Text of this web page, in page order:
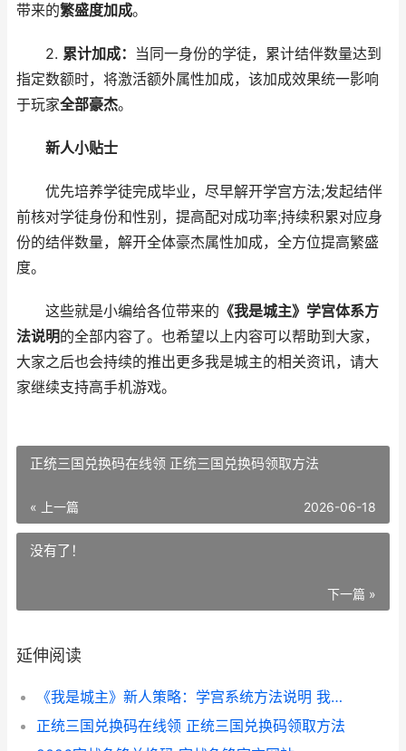
带来的繁盛度加成。
2. 累计加成：
当同一身份的学徒，累计结伴数量达到
指定数额时，将激活额外属性加成，该加成效果统一影响
于玩家全部豪杰。
新人小贴士
优先培养学徒完成毕业，尽早解开学宫方法;发起结伴
前核对学徒身份和性别，提高配对成功率;持续积累对应身
份的结伴数量，解开全体豪杰属性加成，全方位提高繁盛
度。
这些就是小编给各位带来的 《我是城主》学宫体系方
法说明的全部内容了。也希望以上内容可以帮助到大家，
大家之后也会持续的推出更多我是城主的相关资讯，请大
家继续支持高手机游戏。
正统三国兑换码在线领 正统三国兑换码领取方法
« 上一篇 2026-06-18
没有了！
下一篇 »
延伸阅读
《我是城主》新人策略：学宫系统方法说明 我是城主 漫画
正统三国兑换码在线领 正统三国兑换码领取方法